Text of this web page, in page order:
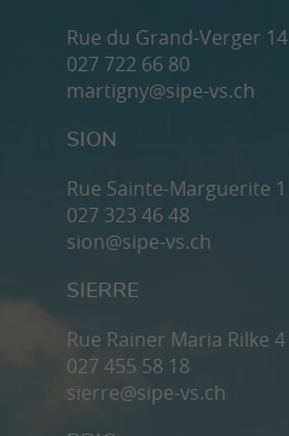
Rue du Grand-Verger 14
027 722 66 80
martigny@sipe-vs.ch
SION
Rue Sainte-Marguerite 1
027 323 46 48
sion@sipe-vs.ch
SIERRE
Rue Rainer Maria Rilke 4
027 455 58 18
sierre@sipe-vs.ch